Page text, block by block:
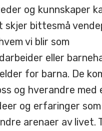
og kunnskaper
skjer bittesmå
vi blir som
eller
for barna. De
og hverandre med
og erfaringer
arenaer av livet.